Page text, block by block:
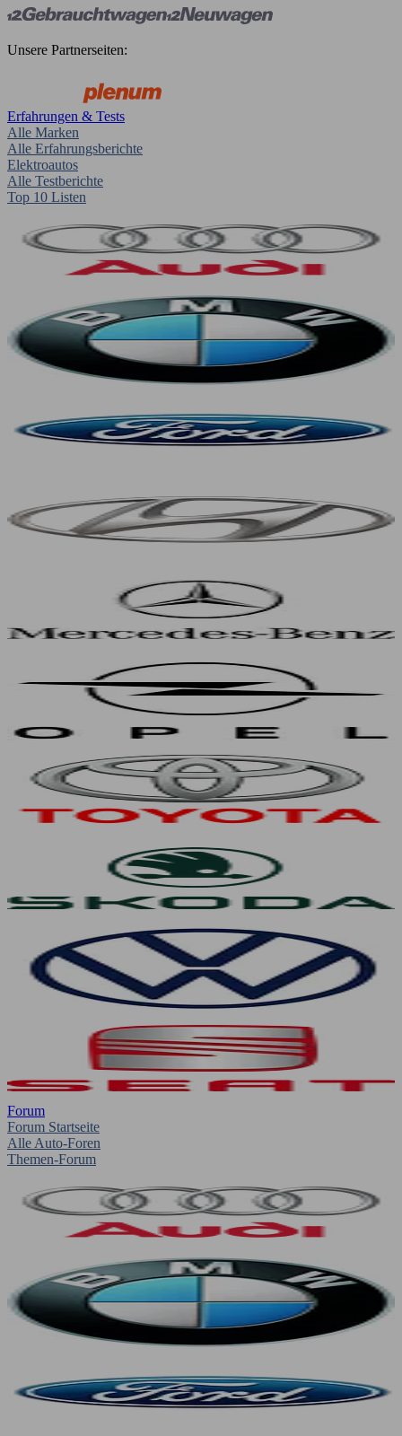
Unsere Partnerseiten:
Erfahrungen & Tests
Alle Marken
Alle Erfahrungsberichte
Elektroautos
Alle Testberichte
Top 10 Listen
Forum
Forum Startseite
Alle Auto-Foren
Themen-Forum